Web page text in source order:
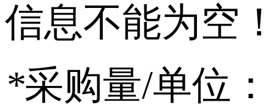
信息不能为空
*采购量/单位：